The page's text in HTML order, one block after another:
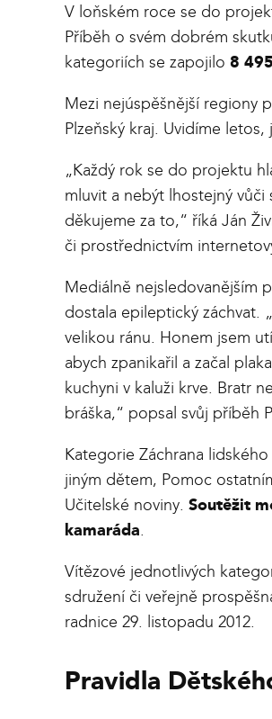
V loňském roce se do
Příběh o svém dobrém
kategoriích se zapojilo 8
Mezi nejúspěšnější regiony
Plzeňský kraj. Uvidíme
„Každý rok se do projektu
mluvit a nebýt lhostejný
děkujeme za to,“ říká Ján
či prostřednictvím
Mediálně nejsledovanějším
dostala epileptický záchvat.
velikou ránu. Honem jsem
abych zpanikařil a začal
kuchyni v kaluži krve. Bratr
bráška,“ popsal svůj příběh
Kategorie Záchrana
jiným dětem, Pomoc
Učitelské noviny. Soutěžit
kamaráda.
Vítězové jednotlivých
sdružení či veřejně
radnice 29. listopadu 2012.
Pravidla